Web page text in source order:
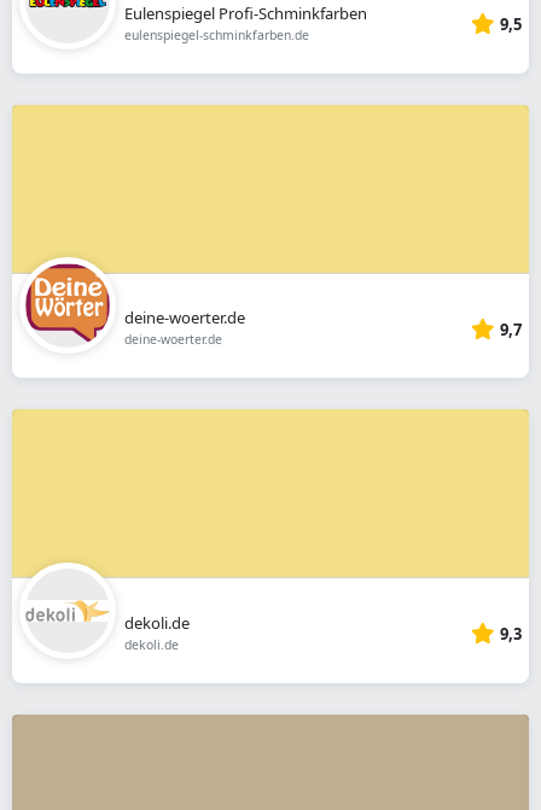
Eulenspiegel Profi-Schminkfarben
eulenspiegel-schminkfarben.de 9,5
deine-woerter.de
deine-woerter.de 9,7
dekoli.de
dekoli.de 9,3